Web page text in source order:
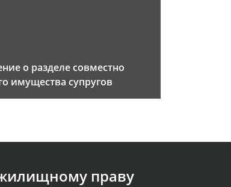
о разделе совместно
имущества супругов
праву